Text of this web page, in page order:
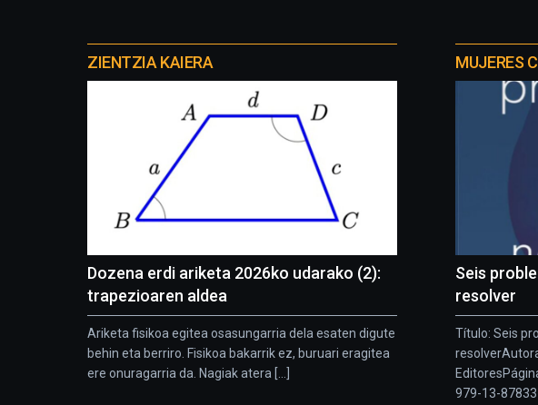
proyectos
ZIENTZIA KAIERA
Dozena erdi ariketa 2026ko udarako (2):
trapezioaren aldea
Ariketa fisikoa egitea osasungarria dela esaten digute
behin eta berriro. Fisikoa bakarrik ez, buruari eragitea
ere onuragarria da. Nagiak atera [...]
MUJERES
Seis
resolver
Título: Seis
979-13-